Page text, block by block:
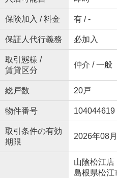
保険加入 / 料金 有 / -
保証人代行義務 必加入
取引態様 /
賃貸区分
仲介 / 一般
総戸数 20戸
物件番号 104044619
取引条件の有効
期限
2026年08
山陰松江店
島根県松江